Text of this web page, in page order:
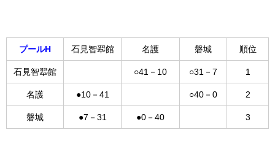
プールH 石見智翆館 名護 磐城 順位
石見智翆館 ○41－10 ○31－7 1
名護 ●10－41 ○40－0 2
磐城 ●7－31 ●0－40 3